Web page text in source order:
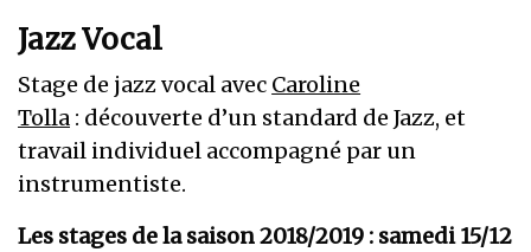
Jazz Vocal
Stage de jazz vocal avec Caroline
Tolla : découverte d’un standard de Jazz, et
travail individuel accompagné par un
instrumentiste.
Les stages de la saison 2018/2019 : samedi 15/12